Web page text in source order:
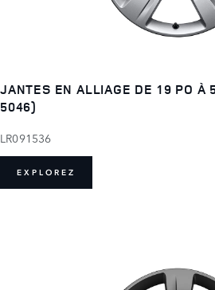
JANTES EN ALLIAGE DE 19 PO À
5046)
LR091536
EXPLOREZ